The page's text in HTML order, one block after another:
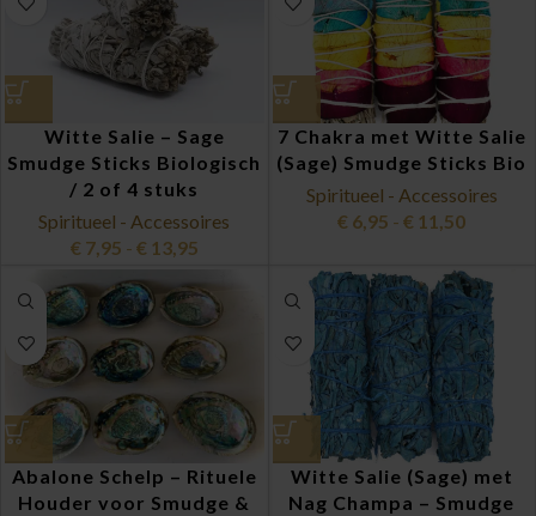
Witte Salie – Sage
Smudge Sticks Biologisch
/ 2 of 4 stuks
Spiritueel - Accessoires
€ 7,95 - € 13,95
7 Chakra met Witte Salie
(Sage) Smudge Sticks Bio
Spiritueel - Accessoires
€ 6,95 - € 11,50
Abalone Schelp – Rituele
Houder voor Smudge &
Witte Salie (Sage) met
Nag Champa – Smudge